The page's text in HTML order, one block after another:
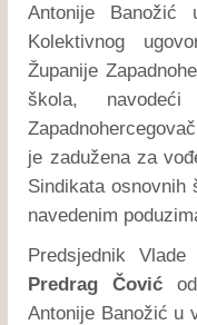
Antonije
Kolektivnog
Županije
škola,
je zadužena za
Sindikata
navedenim
Predsjednik Vlade
Predrag Čović
Antonije Banožić u